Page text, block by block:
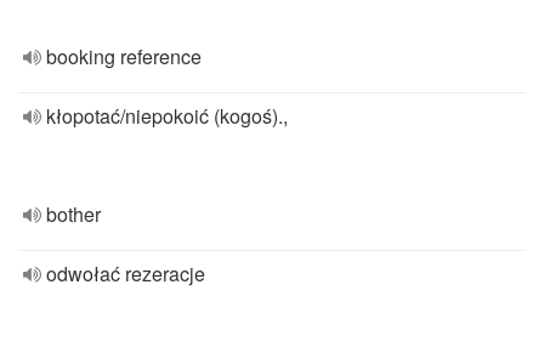
booking reference
kłopotać/niepokoić (kogoś).,
bother
odwołać rezeracje